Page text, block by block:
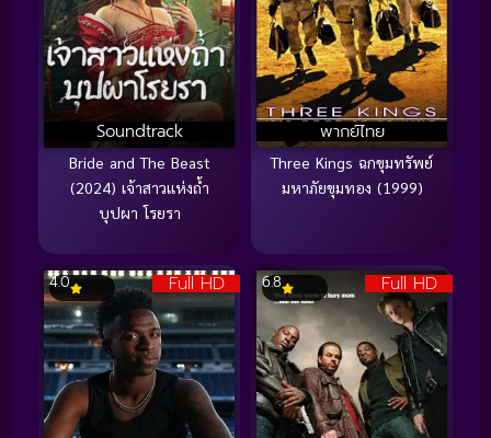
Soundtrack
Bride and The Beast
(2024) เจ้าสาวแห่งถ้ำ
บุปผา โรยรา
พากย์ไทย
Three Kings ฉกขุมทรัพย์
มหาภัยขุมทอง (1999)
Full HD
4.0 Full HD
6.8